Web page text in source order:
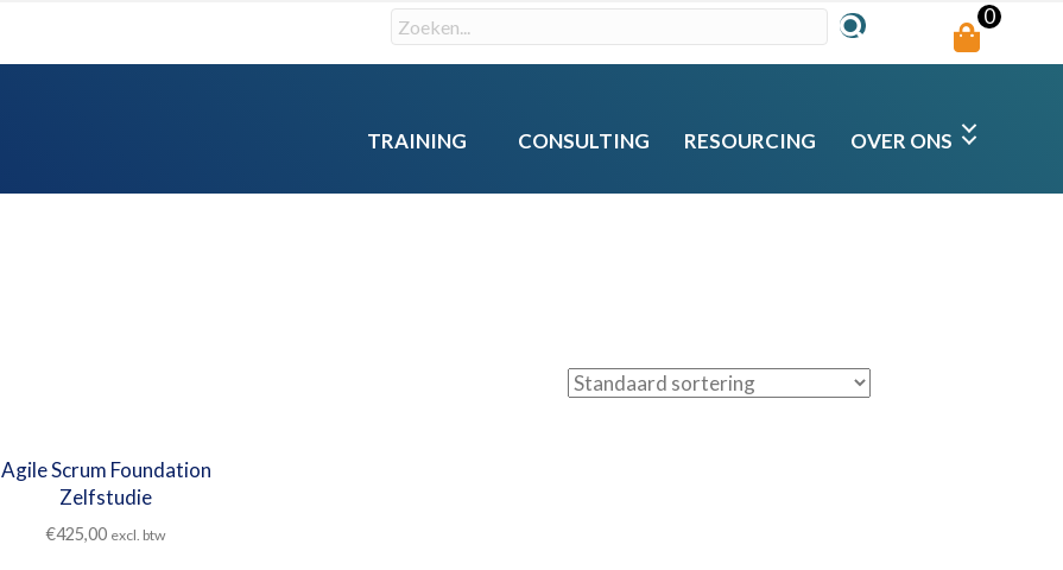
0
TRAINING CONSULTING RESOURCING OVER ONS
Agile Scrum Foundation
Zelfstudie
€425,00 excl. btw